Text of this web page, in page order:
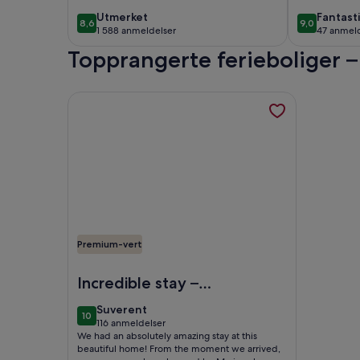
8,68,6 av 10
Utmerket
utmerket
1 588 anmeldelser
(1 588
anmeldelser)
the city
9,09,0 av 10
47
(47
Topprangerte ferieboliger –
Premium-vert
Incredible stay –
Breathtaking views
and outstanding
hospitality!
1010 av 10
Suverent
suverent
116 anmeldelser
(116
anmeldelser)
We had an absolutely amazing stay at this
beautiful home! From the moment we arrived,